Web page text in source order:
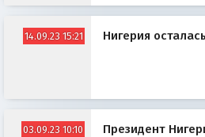
14.09.23 15:21 Нигерия
03.09.23 10:10
Президент